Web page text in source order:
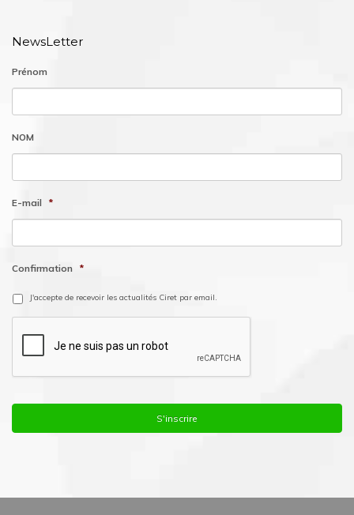
NewsLetter
Prénom
NOM
E-mail *
Confirmation *
J'accepte de recevoir les actualités Ciret par email.